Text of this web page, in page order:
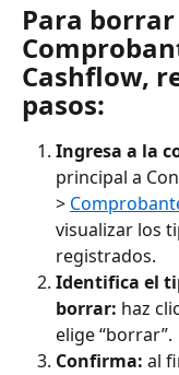
Para
Cashflow,
pasos:
Ingresa a la
principal a
>
visualizar los
registrados.
Identifica el
borrar: haz
elige “borrar”.
Confirma: al